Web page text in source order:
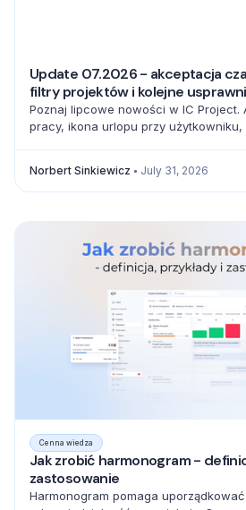
Update 07.2026 - akceptacja
filtry projektów i kolejne
Poznaj lipcowe nowości w IC Project.
pracy, ikona urlopu przy
Norbert Sinkiewicz July 31, 2026
Cenna wiedza
Jak zrobić harmonogram -
zastosowanie
Harmonogram pomaga